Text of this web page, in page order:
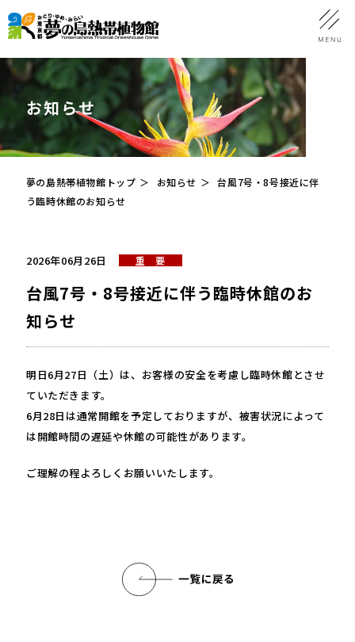
お知らせ
夢の島熱帯植物館トップ お知らせ
台風7号・8号接近に伴
う臨時休館のお知らせ
2026年06月26日 重 要
台風7号・8号接近に伴う臨時休館のお
知らせ
明日6月27日（土）は、お客様の安全を考慮し臨時休館とさせ
ていただきます。
6月28日は通常開館を予定しておりますが、被害状況によって
は開館時間の遅延や休館の可能性があります。
ご理解の程よろしくお願いいたします。